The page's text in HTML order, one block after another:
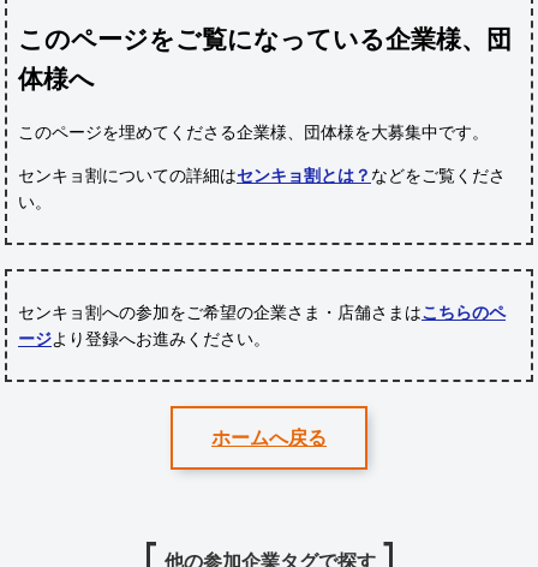
このページをご覧になっている企業様、団
体様へ
このページを埋めてくださる企業様、団体様を大募集中です。
センキョ割についての詳細はセンキョ割とは？ などをご覧くださ
い。
センキョ割への参加をご希望の企業さま・店舗さまはこちらのペ
ージより登録へお進みください。
ホームへ戻る
他の参加企業タグで探す